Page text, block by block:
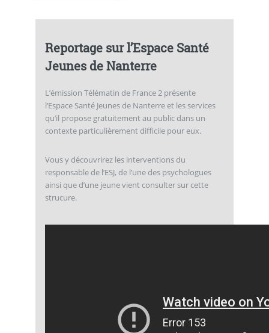
Reportage sur l’Espace Santé
Jeunes de Nanterre
L’émission Télématin de France 2 présente
l’Espace Santé Jeunes de Nanterre et les services
qu’il propose gratuitement au public dans un
contexte particulièrement difficile pour eux.
Vous y découvrirez les interventions du
responsable de l’ESJ, de l’une des psychologues
ainsi que d’une jeune vient consulter sur cette
strucure.